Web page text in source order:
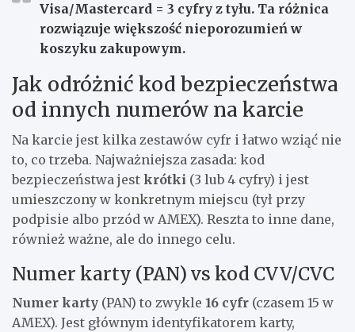
Visa/Mastercard = 3 cyfry z tyłu. Ta różnica
rozwiązuje większość nieporozumień w
koszyku zakupowym.
Jak odróżnić kod bezpieczeństwa
od innych numerów na karcie
Na karcie jest kilka zestawów cyfr i łatwo wziąć nie
to, co trzeba. Najważniejsza zasada: kod
bezpieczeństwa jest krótki (3 lub 4 cyfry) i jest
umieszczony w konkretnym miejscu (tył przy
podpisie albo przód w AMEX). Reszta to inne dane,
również ważne, ale do innego celu.
Numer karty (PAN) vs kod CVV/CVC
Numer karty (PAN) to zwykle 16 cyfr (czasem 15 w
AMEX). Jest głównym identyfikatorem karty,